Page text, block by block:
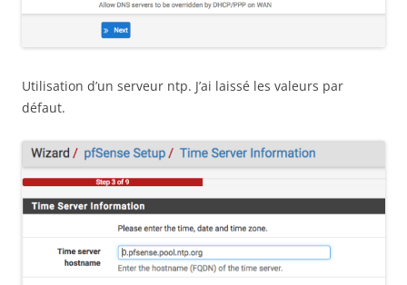
Utilisation d’un serveur ntp. J’ai laissé les valeurs par
défaut.